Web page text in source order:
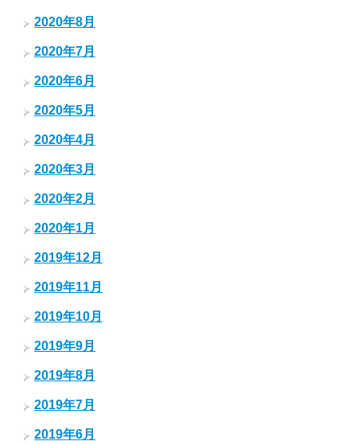
2020年8月
2020年7月
2020年6月
2020年5月
2020年4月
2020年3月
2020年2月
2020年1月
2019年12月
2019年11月
2019年10月
2019年9月
2019年8月
2019年7月
2019年6月